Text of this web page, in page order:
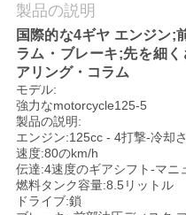
絡
し
な
さ
い
製品の説明
国際的な4ギヤ エンジン;
ラム・ブレーキ;先を細
アリング・コラム
モデル:
強力なmotorcycle125-5
製品の説明:
エンジン:125cc - 4打撃-冷却
速度:80のkm/h
伝達:4速度のギアシフト-マニ
燃料タンク容量:8.5リットル
ドライブ:鎖